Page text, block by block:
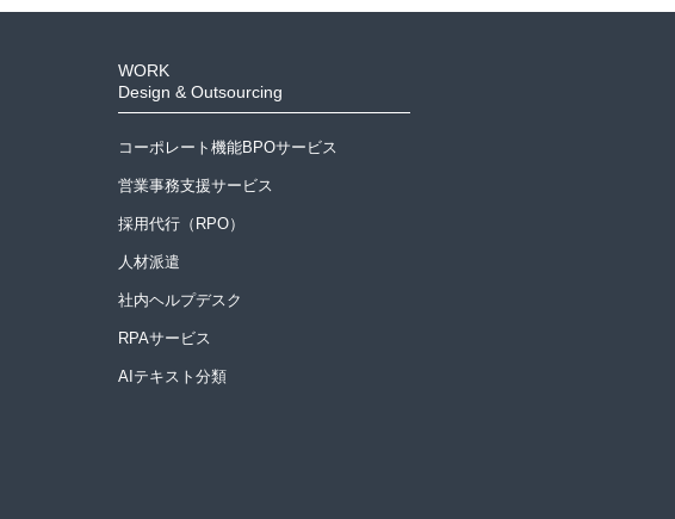
WORK
Design & Outsourcing
コーポレート機能BPOサービス
営業事務支援サービス
採用代行（RPO）
人材派遣
社内ヘルプデスク
RPAサービス
AIテキスト分類